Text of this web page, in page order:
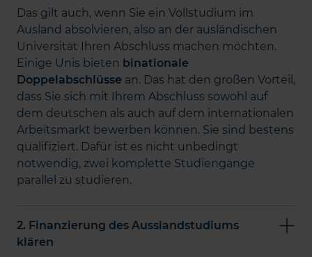
Das gilt auch, wenn Sie ein Vollstudium im
Ausland absolvieren, also an der ausländischen
Universität Ihren Abschluss machen möchten.
Einige Unis bieten binationale
Doppelabschlüsse an. Das hat den großen Vorteil,
dass Sie sich mit Ihrem Abschluss sowohl auf
dem deutschen als auch auf dem internationalen
Arbeitsmarkt bewerben können. Sie sind bestens
qualifiziert. Dafür ist es nicht unbedingt
notwendig, zwei komplette Studiengänge
parallel zu studieren.
2. Finanzierung des Ausslandstudiums
klären